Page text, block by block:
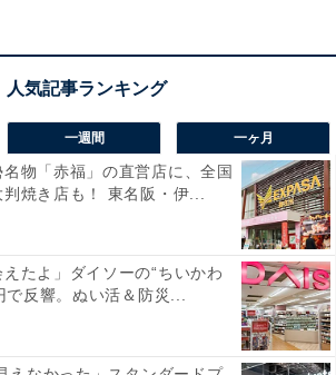
一週間 一ヶ月
名物「赤福」の直営店に、全国
焼き店も！ 東名阪・伊...
えたよ」ダイソーの“ちいかわ
で反響。ぬい活＆防災...